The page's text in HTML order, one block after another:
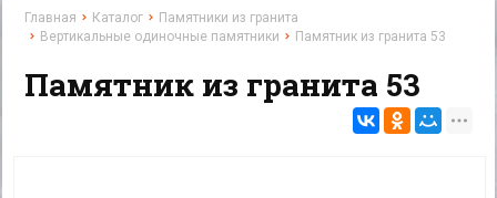
Главная Каталог
Памятники из гранита
Вертикальные одиночные памятники
Памятник из гранита 53
Памятник из гранита 53